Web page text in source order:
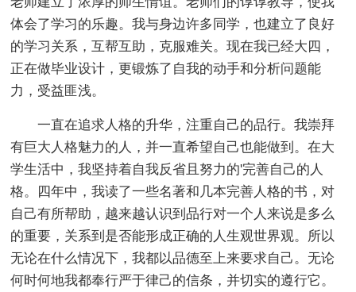
体会了学习的乐趣。我与身边许多同学，也建立了良好
的学习关系，互帮互助，克服难关。现在我已经大四，
正在做毕业设计，更锻炼了自我的动手和分析问题能
力，受益匪浅。
一直在追求人格的升华，注重自己的品行。我崇拜
有巨大人格魅力的人，并一直希望自己也能做到。在大
学生活中，我坚持着自我反省且努力的'完善自己的人
格。四年中，我读了一些名著和几本完善人格的书，对
自己有所帮助，越来越认识到品行对一个人来说是多么
的重要，关系到是否能形成正确的人生观世界观。所以
无论在什么情况下，我都以品德至上来要求自己。无论
何时何地我都奉行严于律己的信条，并切实的遵行它。